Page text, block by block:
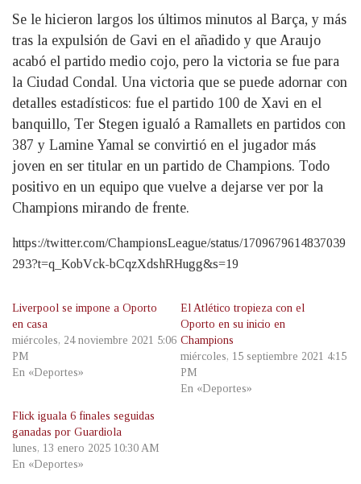
Se le hicieron largos los últimos minutos al Barça, y más
tras la expulsión de Gavi en el añadido y que Araujo
acabó el partido medio cojo, pero la victoria se fue para
la Ciudad Condal. Una victoria que se puede adornar con
detalles estadísticos: fue el partido 100 de Xavi en el
banquillo, Ter Stegen igualó a Ramallets en partidos con
387 y Lamine Yamal se convirtió en el jugador más
joven en ser titular en un partido de Champions. Todo
positivo en un equipo que vuelve a dejarse ver por la
Champions mirando de frente.
https://twitter.com/ChampionsLeague/status/1709679614837039
293?t=q_KobVck-bCqzXdshRHugg&s=19
Liverpool se impone a Oporto
en casa
miércoles, 24 noviembre 2021 5:06
PM
En «Deportes»
El Atlético tropieza con el
Oporto en su inicio en
Champions
miércoles, 15 septiembre 2021 4:15
PM
En «Deportes»
Flick iguala 6 finales seguidas
ganadas por Guardiola
lunes, 13 enero 2025 10:30 AM
En «Deportes»